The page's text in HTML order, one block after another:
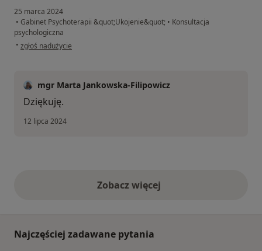
25 marca 2024
• Gabinet Psychoterapii &quot;Ukojenie&quot; • Konsultacja
psychologiczna
• w opinii użytkownika Maria
zgłoś nadużycie
mgr Marta Jankowska-Filipowicz
Dziękuję.
12 lipca 2024
Zobacz więcejopinie powyżej
Najczęściej zadawane pytania